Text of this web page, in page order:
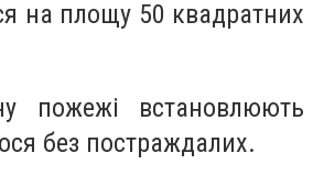
на площу 50 квадратних
пожежі встановлюють
без постраждалих.